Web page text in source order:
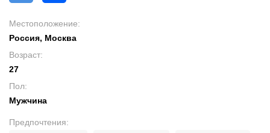
Местоположение:
Россия, Москва
Возраст:
27
Пол:
Мужчина
Предпочтения: